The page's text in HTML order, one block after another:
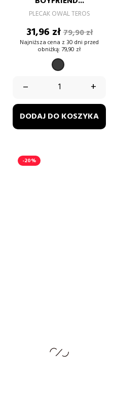
PLECAK OWAL TEROS
Cena
31,96 złCena
podstawowa
79,90 zł
Najniższa cena z 30 dni przed
obniżką: 79,90 zł
Czarny
– +
DODAJ DO KOSZYKA
-20%